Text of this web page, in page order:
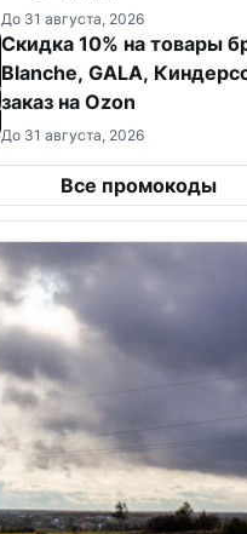
До 31 августа, 2026
Скидка 10% на товары
Blanche, GALA,
заказ на Оzon
До 31 августа, 2026
Все промокоды